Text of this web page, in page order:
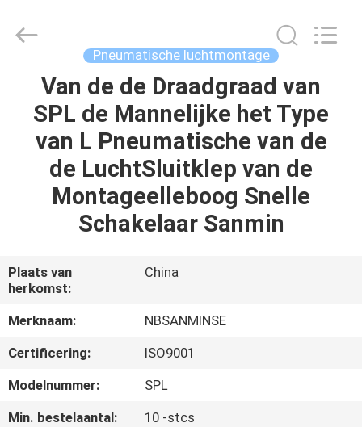
HUIS
PRODUCTEN
ONGEVEER
FABRIEKSREIS
KWALITEITSCONTROLE
ONS
Export
Co.,Ltd..
Pneumatische luchtmontage
Van de de Draadgraad van
SPL de Mannelijke het Type
van L Pneumatische van de
de LuchtSluitklep van de
Montageelleboog Snelle
Schakelaar Sanmin
Plaats van
herkomst:
China
Merknaam:
NBSANMINSE
Certificering:
ISO9001
Modelnummer:
SPL
Min. bestelaantal:
10 -stcs